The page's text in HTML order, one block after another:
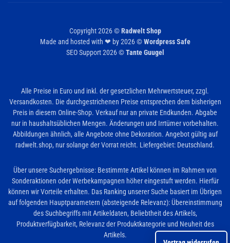
Copyright 2026 ©Radwelt Shop
Made and hosted with ❤ by 2026 ©Wordpress Safe
SEO Support 2026 ©Tante Guugel
Alle Preise in Euro und inkl. der gesetzlichen Mehrwertsteuer, zzgl.
Versandkosten. Die durchgestrichenen Preise entsprechen dem bisherigen
Preis in diesem Online-Shop. Verkauf nur an private Endkunden. Abgabe
nur in haushaltsüblichen Mengen. Änderungen und Irrtümer vorbehalten.
Abbildungen ähnlich, alle Angebote ohne Dekoration. Angebot gültig auf
radwelt.shop, nur solange der Vorrat reicht. Liefergebiet: Deutschland.
Über unsere Suchergebnisse: Bestimmte Artikel können im Rahmen von
Sonderaktionen oder Werbekampagnen höher eingestuft werden. Hierfür
können wir Vorteile erhalten. Das Ranking unserer Suche basiert im Übrigen
auf folgenden Hauptparametern (absteigende Relevanz): Übereinstimmung
des Suchbegriffs mit Artikeldaten, Beliebtheit des Artikels,
Produktverfügbarkeit, Relevanz der Produktkategorie und Neuheit des
Artikels.